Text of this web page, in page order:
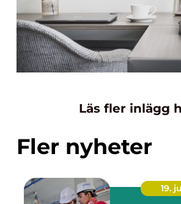
Läs fler inlägg
Fler nyheter
19.